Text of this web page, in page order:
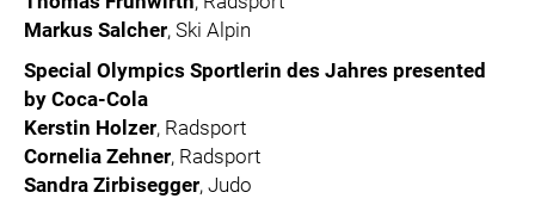
Markus Salcher, Ski Alpin
Special Olympics Sportlerin des Jahres presented
by Coca-Cola
Kerstin Holzer, Radsport
Cornelia Zehner, Radsport
Sandra Zirbisegger, Judo